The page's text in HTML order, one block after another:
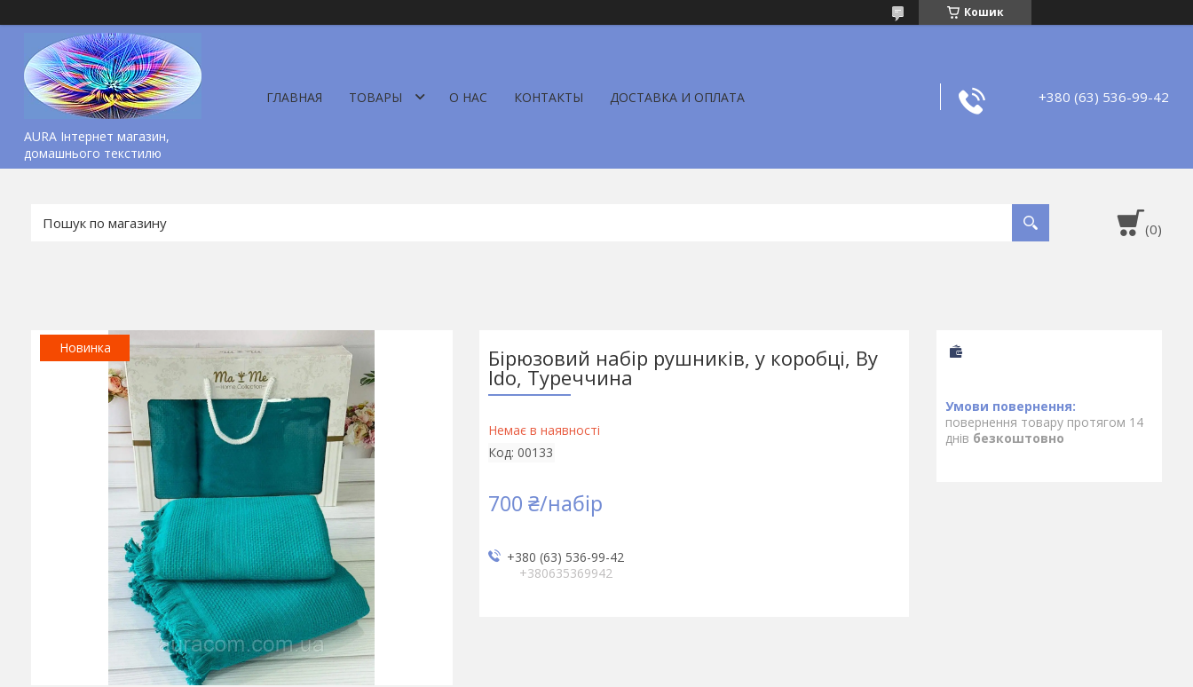
Кошик
AURA Інтернет магазин,
домашнього текстилю
ГЛАВНАЯ ТОВАРЫ О НАС КОНТАКТЫ ДОСТАВКА И ОПЛАТА +380 (63) 536-99-42
Новинка Бірюзовий набір рушників, у коробці, By
Ido, Туреччина
Немає в наявності
Код: 00133
700 ₴/набір
+380 (63) 536-99-42
+380635369942
повернення товару протягом 14
днів безкоштовно